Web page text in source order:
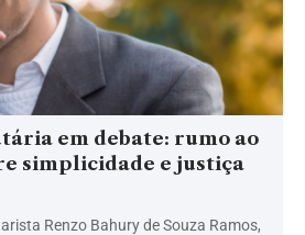
em debate: rumo ao
simplicidade e justiça
Renzo Bahury de Souza Ramos,